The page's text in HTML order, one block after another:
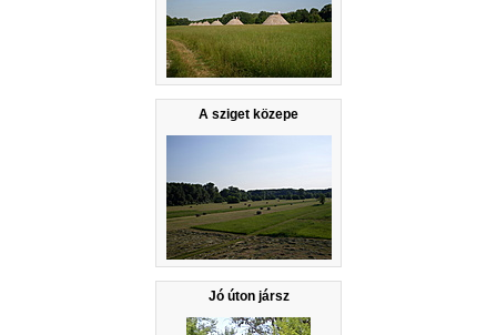
A sziget közepe
Jó úton jársz